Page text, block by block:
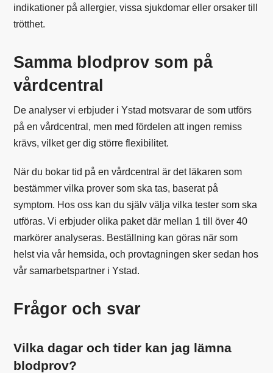
indikationer på allergier, vissa sjukdomar eller orsaker till
trötthet.
Samma blodprov som på
vårdcentral
De analyser vi erbjuder i Ystad motsvarar de som utförs
på en vårdcentral, men med fördelen att ingen remiss
krävs, vilket ger dig större flexibilitet.
När du bokar tid på en vårdcentral är det läkaren som
bestämmer vilka prover som ska tas, baserat på
symptom. Hos oss kan du själv välja vilka tester som ska
utföras. Vi erbjuder olika paket där mellan 1 till över 40
markörer analyseras. Beställning kan göras när som
helst via vår hemsida, och provtagningen sker sedan hos
vår samarbetspartner i Ystad.
Frågor och svar
Vilka dagar och tider kan jag lämna
blodprov?